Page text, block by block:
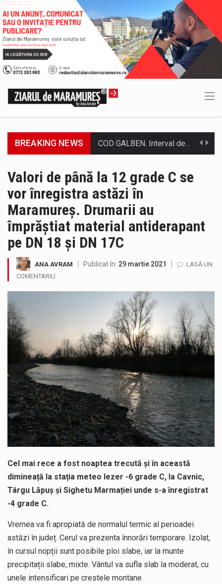
BREAKING NEWS Proiectul de lege privind Strategia națională pentru conservarea biodiversității a fost din nou dezbătut ieri și în final adoptat de…
Liceul Ucrainean „Taras Șevcenko” din Sighetu Marmației, singurul liceu din România cu predare în limba ucraineană, are potențialul de a-și…
Proiectul pentru reconstrucția definitivă a podului peste râul Săsar din Baia Mare avansează într-o nouă etapă concretă. După asigurarea finanțării…
COD GALBEN. Interval de valabilitate: 07 august, ora 12.00 – 07 august, ora 23.00 / Fenomene vizate: instabilitate atmosferică, intensificări…
Valori de până la 12 grade C se
vor înregistra astăzi în
Maramureș. Drumarii au
împrăștiat material antiderapant
pe DN 18 și DN 17C
ANA AVRAM Publicat în: 29 martie 2021
LASĂ UN
COMENTARIU
Cel mai rece a fost noaptea trecută și în această
dimineață la stația meteo Iezer -6 grade C, la Cavnic,
Târgu Lăpuș și Sighetu Marmației unde s-a înregistrat
-4 grade C.
Vremea va fi apropiată de normalul termic al perioadei
astăzi în județ. Cerul va prezenta înnorări temporare. Izolat,
în cursul nopții sunt posibile ploi slabe, iar la munte
precipitații slabe, mixte. Vântul va sufla slab la moderat, cu
unele intensificari pe crestele montane.